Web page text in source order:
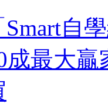
Smart自學
成最大贏